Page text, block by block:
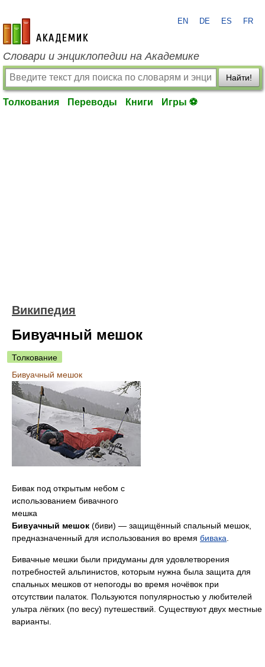
academic.ru
EN DE ES FR
Словари и энциклопедии на Академике
Найти!
Толкования Переводы Книги Игры ⚽
Википедия
Бивуачный мешок
Толкование
Бивуачный мешок
Бивак под открытым небом с
использованием бивачного
мешка
Бивуачный мешок (биви) — защищённый спальный мешок,
предназначенный для использования во время бивака.
Бивачные мешки были придуманы для удовлетворения
потребностей альпинистов, которым нужна была защита для
спальных мешков от непогоды во время ночёвок при
отсутствии палаток. Пользуются популярностью у любителей
ультра лёгких (по весу) путешествий. Существуют двух местные
варианты.